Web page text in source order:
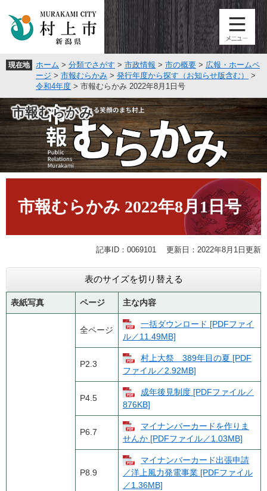
頭
。
飛
て
本
文
へ
現在地 ホーム > 分類でさがす > 市政情報 > 市の概要 > 広報・ホームペ
ージ > 市報むらかみ > 発行年度から探す（お知らせ版含む）
>
令和4年度 > 市報むらかみ 2022年8月1日号
市報むらかみ
市報むらかみ 2022年8月1日号
記事ID：0069101 更新日：2022年8月1日更新
表のサイズを切り替える
表紙写真 ページ 主な内容
全ページ
一括ダウンロード [PDFファイ
ル／11.49MB]
P2.3
村上大祭 389年目の夏 [PDF
ファイル／2.92MB]
P4.5
成年後見制度 [PDFファイル／
876KB]
P6.7
マイナンバーカードを作りま
せんか [PDFファイル／1.03MB]
P8.9
マイナンバーカード出張申請
／洋上風力発電事業 [PDFファイル
／1.36MB]